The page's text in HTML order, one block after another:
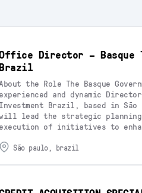
Director – Basque
the Role The Basque
experienced and dynamic
Investment Brazil, based in
lead the strategic
execution of initiatives to
são paulo, brazil